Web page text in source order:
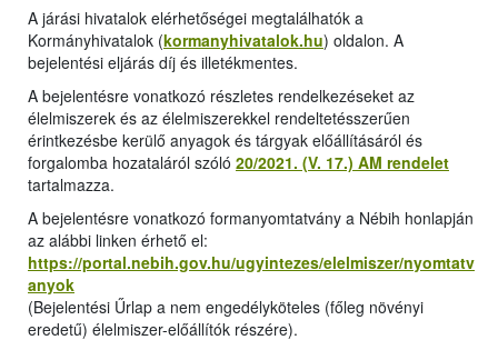
A járási hivatalok elérhetőségei megtalálhatók a
Kormányhivatalok (kormanyhivatalok.hu) oldalon. A
bejelentési eljárás díj és illetékmentes.
A bejelentésre vonatkozó részletes rendelkezéseket az
élelmiszerek és az élelmiszerekkel rendeltetésszerűen
érintkezésbe kerülő anyagok és tárgyak előállításáról és
forgalomba hozataláról szóló 20/2021. (V. 17.) AM rendelet
tartalmazza.
A bejelentésre vonatkozó formanyomtatvány a Nébih honlapján
az alábbi linken érhető el:
https://portal.nebih.gov.hu/ugyintezes/elelmiszer/nyomtatv
anyok
(Bejelentési Űrlap a nem engedélyköteles (főleg növényi
eredetű) élelmiszer-előállítók részére).